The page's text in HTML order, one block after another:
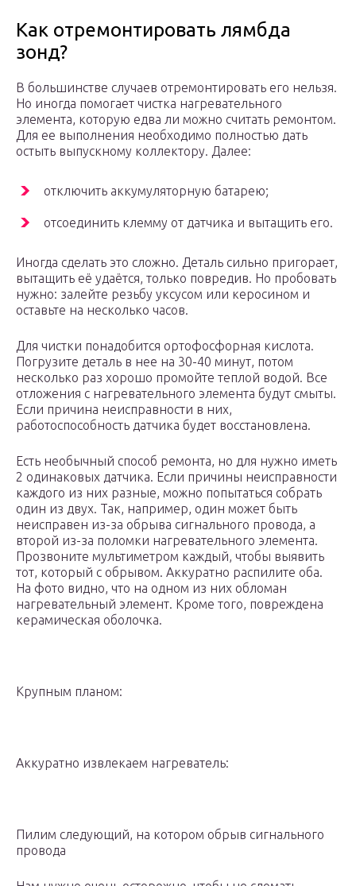
Как отремонтировать лямбда
зонд?
В большинстве случаев отремонтировать его нельзя.
Но иногда помогает чистка нагревательного
элемента, которую едва ли можно считать ремонтом.
Для ее выполнения необходимо полностью дать
остыть выпускному коллектору. Далее:
отключить аккумуляторную батарею;
отсоединить клемму от датчика и вытащить его.
Иногда сделать это сложно. Деталь сильно пригорает,
вытащить её удаётся, только повредив. Но пробовать
нужно: залейте резьбу уксусом или керосином и
оставьте на несколько часов.
Для чистки понадобится ортофосфорная кислота.
Погрузите деталь в нее на 30-40 минут, потом
несколько раз хорошо промойте теплой водой. Все
отложения с нагревательного элемента будут смыты.
Если причина неисправности в них,
работоспособность датчика будет восстановлена.
Есть необычный способ ремонта, но для нужно иметь
2 одинаковых датчика. Если причины неисправности
каждого из них разные, можно попытаться собрать
один из двух. Так, например, один может быть
неисправен из-за обрыва сигнального провода, а
второй из-за поломки нагревательного элемента.
Прозвоните мультиметром каждый, чтобы выявить
тот, который с обрывом. Аккуратно распилите оба.
На фото видно, что на одном из них обломан
нагревательный элемент. Кроме того, повреждена
керамическая оболочка.
Крупным планом:
Аккуратно извлекаем нагреватель:
Пилим следующий, на котором обрыв сигнального
провода